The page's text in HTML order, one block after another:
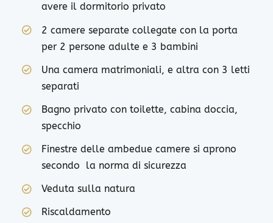
avere il dormitorio privato
2 camere separate collegate con la porta
per 2 persone adulte e 3 bambini
Una camera matrimoniali, e altra con 3 letti
separati
Bagno privato con toilette, cabina doccia,
specchio
Finestre delle ambedue camere si aprono
secondo la norma di sicurezza
Veduta sulla natura
Riscaldamento